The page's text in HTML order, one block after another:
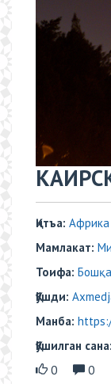
Қитъа: Африка
Мамлакат:
Тоифа:
Қўшди:
Манба:
Қўшилган сана:
0
0